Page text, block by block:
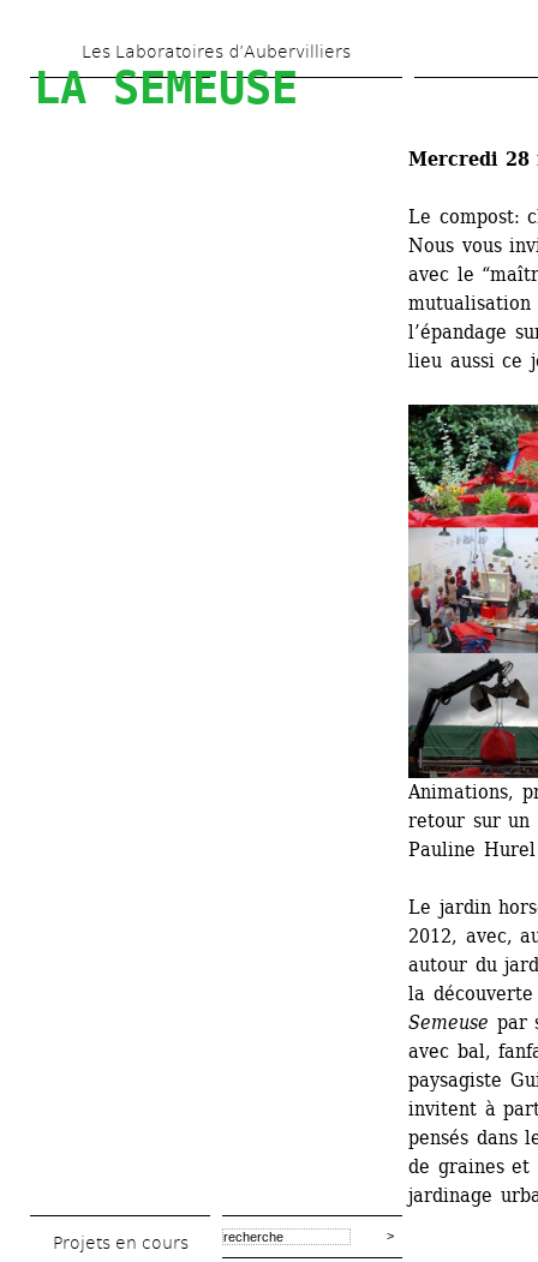
au
contenu
Les Laboratoires d’Aubervilliers
LA SEMEUSE
Projets en cours
Mercredi 28
Le compost:
Nous vous
avec le
l’épandage
lieu aussi ce
Animations,
retour sur
Pauline
Le jardin
2012, avec,
autour du
la
Semeuse par
avec bal,
paysagiste
invitent à
pensés dans
de graines et
jardinage